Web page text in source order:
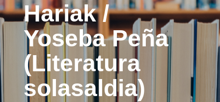
Hariak /
Yoseba Peña
(Literatura
solasaldia)